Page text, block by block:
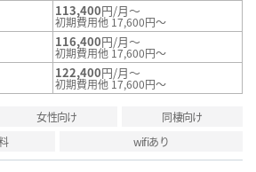
113,400円/月～
初期費用他 17,600円～
116,400円/月～
初期費用他 17,600円～
122,400円/月～
初期費用他 17,600円～
女性向け
同棲向け
wifiあり